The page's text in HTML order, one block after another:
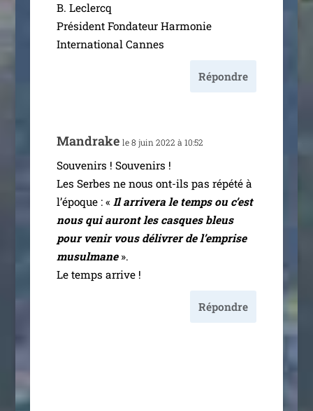
B. Leclercq
Président Fondateur Harmonie
International Cannes
Répondre
Mandrake le 8 juin 2022 à 10:52
Souvenirs ! Souvenirs !
Les Serbes ne nous ont-ils pas répé­té à
l’é­poque : « Il arri­ve­ra le temps ou c’est
nous qui auront les casques bleus
pour venir vous déli­vrer de l’emprise
musul­mane».
Le temps arrive !
Répondre